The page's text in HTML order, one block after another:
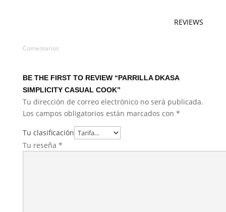
REVIEWS
Comentarios
BE THE FIRST TO REVIEW “PARRILLA DKASA
SIMPLICITY CASUAL COOK”
Tu dirección de correo electrónico no será publicada.
Los campos obligatorios están marcados con *
Tu clasificación
Tu reseña *